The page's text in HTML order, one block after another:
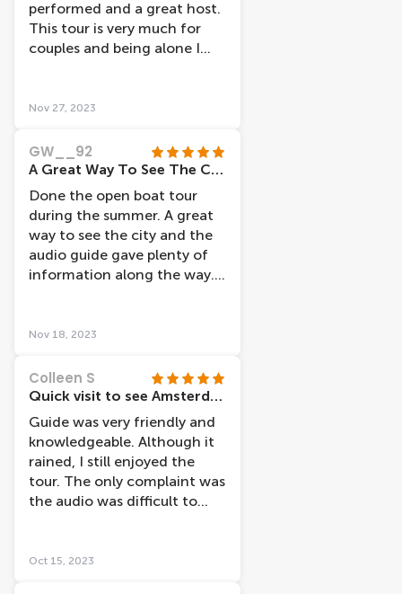
at all during any part of our
cruise. The headphones were
included and the audio
added bits and pieces of
appreciated. It was a great
introduction to the canals of
Amsterdam as we decided to
do this trip literally an hour
after arriving in Amsterdam.
It helped us with our
bearings and with general
5 stars is that we seemed to
museums seen, no Anne
Frank house, nothing like
that, which was a shame as
lots of tourists probably visit
these places afterwards.
Maybe the canal boat
starting from the museums
station. There are lots of
performed and a great host.
This tour is very much for
couples and being alone I
Nov 27, 2023
GW__92
A Great Way To See The City
Done the open boat tour
during the summer. A great
way to see the city and the
audio guide gave plenty of
information along the way.
way around. Would definitely
in Amsterdam
Nov 18, 2023
Colleen S
Quick visit to see Amsterdam
Guide was very friendly and
knowledgeable. Although it
rained, I still enjoyed the
tour. The only complaint was
the audio was difficult to
Oct 15, 2023